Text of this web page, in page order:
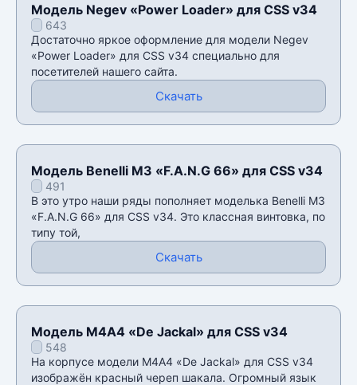
Модель Negev «Power Loader» для CSS v34
643
Достаточно яркое оформление для модели Negev
«Power Loader» для CSS v34 специально для
посетителей нашего сайта.
Скачать
Модель Benelli M3 «F.A.N.G 66» для CSS v34
491
В это утро наши ряды пополняет моделька Benelli M3
«F.A.N.G 66» для CSS v34. Это классная винтовка, по
типу той,
Скачать
Модель М4А4 «De Jackal» для CSS v34
548
На корпусе модели М4А4 «De Jackal» для CSS v34
изображëн красный череп шакала. Огромный язык